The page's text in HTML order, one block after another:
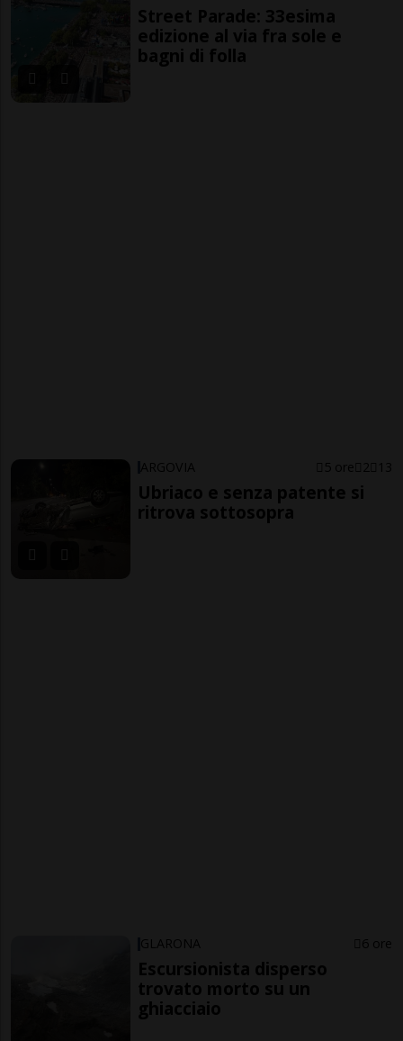
Street Parade: 33esima
edizione al via fra sole e
bagni di folla
ARGOVIA 5 ore 2 13
Ubriaco e senza patente si
ritrova sottosopra
GLARONA 6 ore
Escursionista disperso
trovato morto su un
ghiacciaio